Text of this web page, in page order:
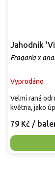
Jahodník
Fragaria x
Vyprodáno
79 Kč /
Velmi raná
května, jako